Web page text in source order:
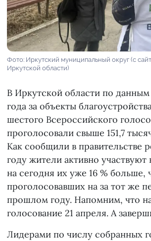
Фото: Иркутский муниципальный округ (с
Иркутской области)
В Иркутской области по данным
года за объекты
шестого Всероссийского
проголосовали свыше 151,7
Как сообщили в правительстве
году жители активно участвуют
на сегодня их уже 16 % больше,
проголосовавших на за тот же
прошлом году. Напомним, что
голосование 21 апреля. А
Лидерами по числу собранных